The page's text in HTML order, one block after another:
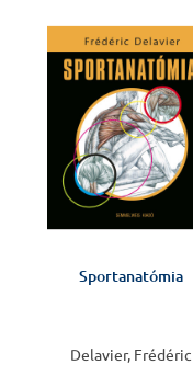
Sportanatómia
Delavier, Frédéric